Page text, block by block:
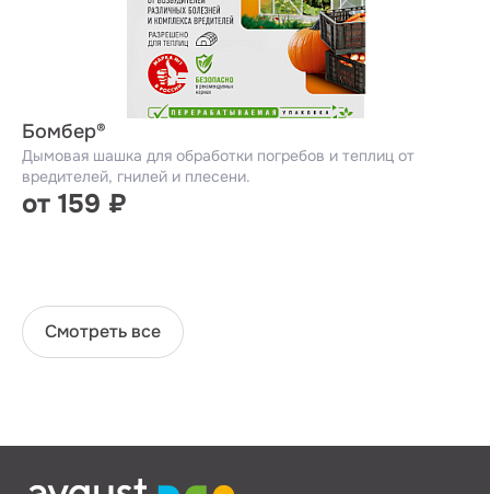
Бомбер®
Дымовая шашка для обработки погребов и теплиц от
вредителей, гнилей и плесени.
от 159 ₽
Смотреть все